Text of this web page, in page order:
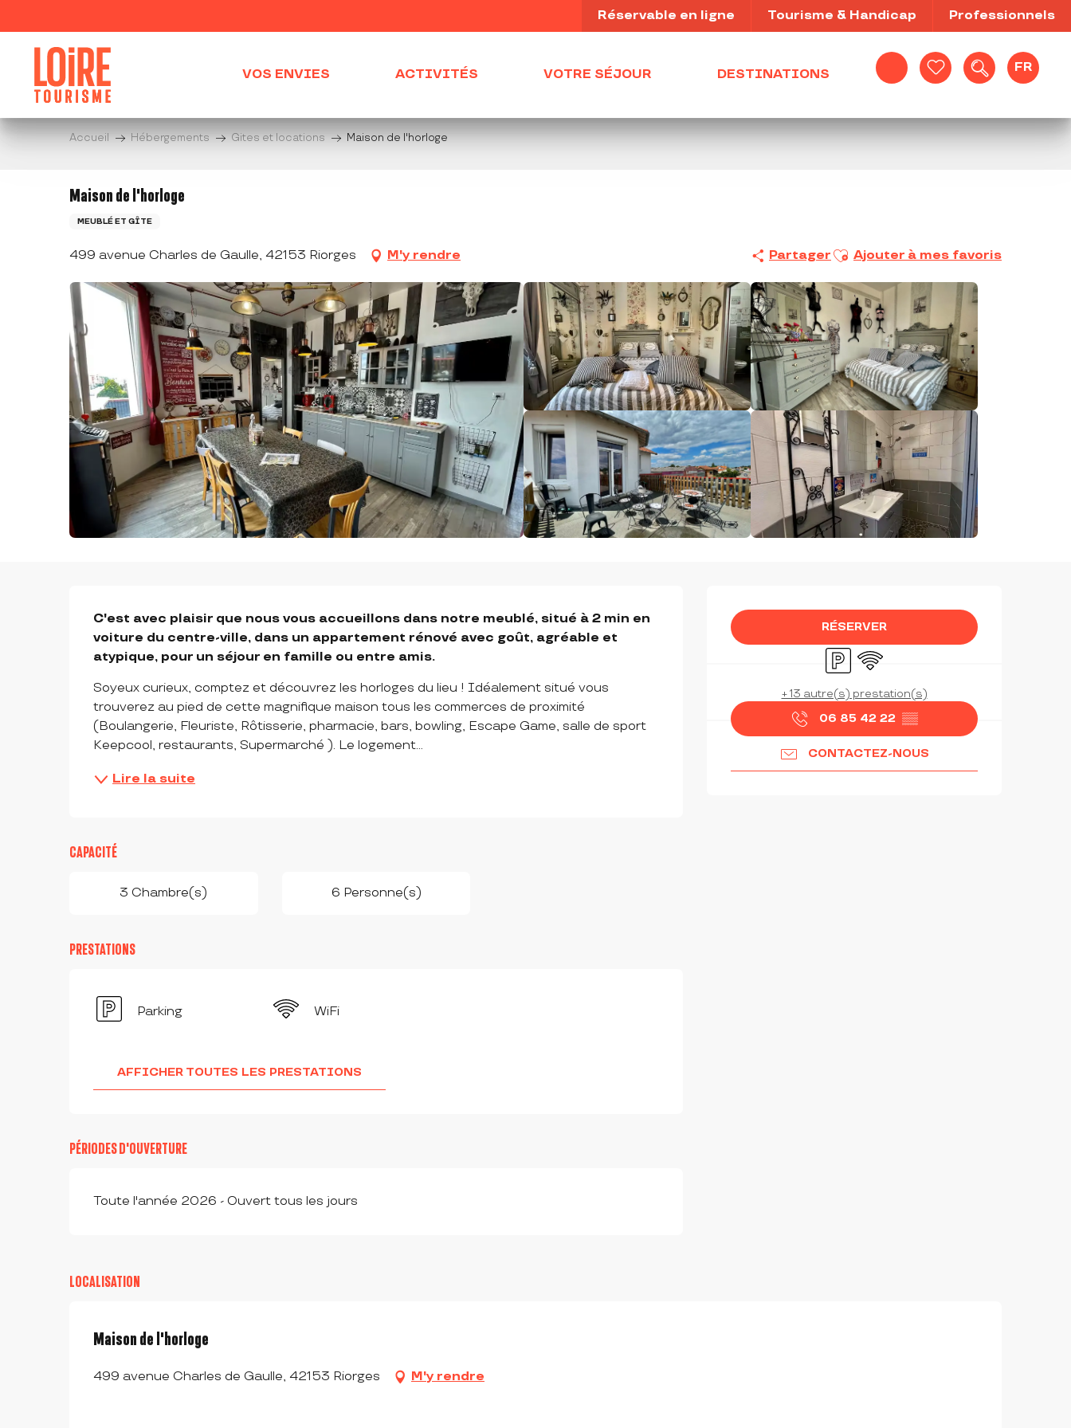
au
contenu
Recherche
FR
Réservable en ligne Tourisme & Handicap Professionnels
VOS ENVIES ACTIVITÉS VOTRE SÉJOUR DESTINATIONS
Accueil Hébergements Gites et locations Maison de l'horloge
Maison de l'horloge
MEUBLÉ ET GÎTE
499 avenue Charles de Gaulle, 42153 Riorges M'y rendre Partager Ajouter aux favoris
Ajouter à mes favoris
OUVERTURE ET
RÉSERVER
ParkingWiFi
+ 13 autre(s) prestation(s)
06 85 42 22 ▒▒
CONTACTEZ-NOUS
DESCRIPTION
C'est avec plaisir que nous vous accueillons dans notre meublé, situé à 2 min en
voiture du centre-ville, dans un appartement rénové avec goût, agréable et
atypique, pour un séjour en famille ou entre amis.
Soyeux curieux, comptez et découvrez les horloges du lieu ! Idéalement situé vous
trouverez au pied de cette magnifique maison tous les commerces de proximité
(Boulangerie, Fleuriste, Rôtisserie, pharmacie, bars, bowling, Escape Game, salle de sport
Keepcool, restaurants, Supermarché ). Le logement...
Lire la suite
CAPACITÉ
3 Chambre(s) 6 Personne(s)
PRESTATIONS
Parking WiFi
AFFICHER TOUTES LES PRESTATIONS
PÉRIODES D'OUVERTURE
Toute l'année 2026 - Ouvert tous les jours
LOCALISATION
Maison de l'horloge
499 avenue Charles de Gaulle, 42153 Riorges M'y rendre